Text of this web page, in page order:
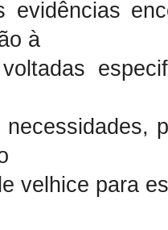
evidências
à
velhice para